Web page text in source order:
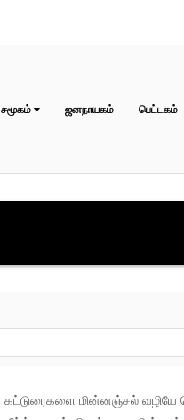
சமூகம் ஜனநாயகம் பெட்டகம்
கட்டுரைகளை மின்னஞ்சல் வழியே பெற விரும்புவோர்,